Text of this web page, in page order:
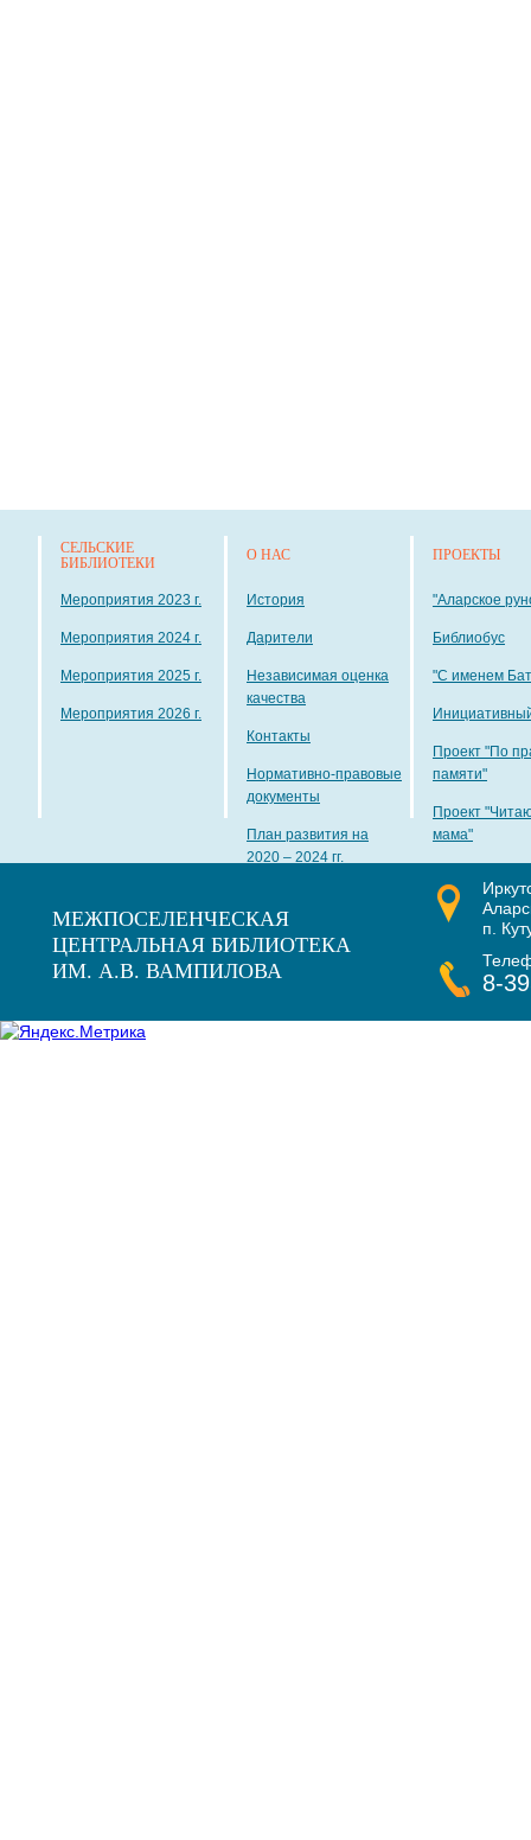
СЕЛЬСКИЕ
БИБЛИОТЕКИ
Мероприятия 2023 г.
Мероприятия 2024 г.
Мероприятия 2025 г.
Мероприятия 2026 г.
О НАС
История
Дарители
Независимая оценка
качества
Контакты
Нормативно-правовые
документы
План развития на
2020 – 2024 гг.
ПРОЕКТЫ
"Аларское
Библиобус
"С именем
Проект "По
памяти"
Проект
мама"
МЕЖПОСЕЛЕНЧЕСКАЯ
ЦЕНТРАЛЬНАЯ БИБЛИОТЕКА
ИМ. А.В. ВАМПИЛОВА
п.
8-